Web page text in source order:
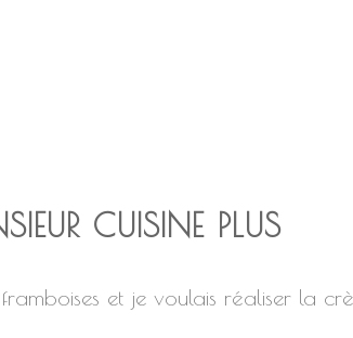
CUISINE PLUS
et je voulais réaliser la